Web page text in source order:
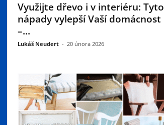
Využijte dřevo i v interiéru: Tyto
nápady vylepší Vaší domácnost
–...
Lukáš Neudert - 20 února 2026